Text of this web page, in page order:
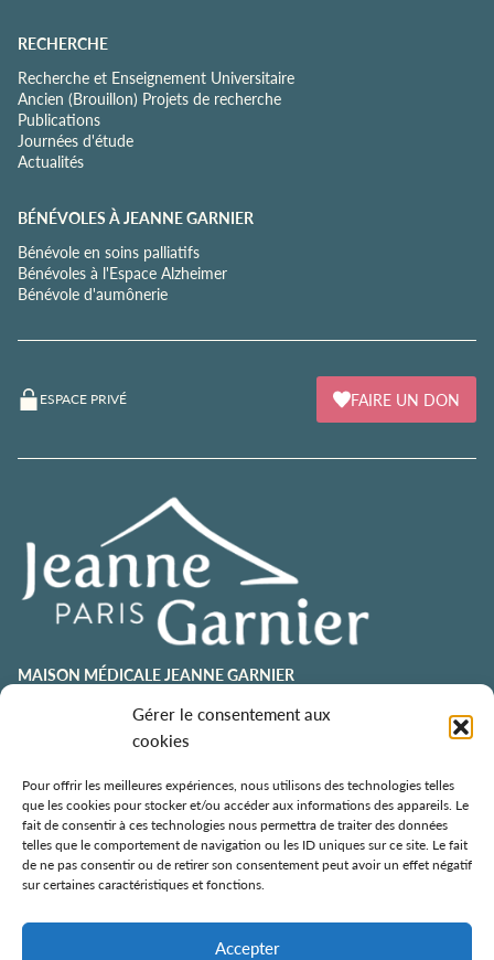
Gérer le consentement aux
cookies
Pour offrir les meilleures expériences, nous utilisons des technologies telles
que les cookies pour stocker et/ou accéder aux informations des appareils. Le
fait de consentir à ces technologies nous permettra de traiter des données
telles que le comportement de navigation ou les ID uniques sur ce site. Le fait
de ne pas consentir ou de retirer son consentement peut avoir un effet négatif
sur certaines caractéristiques et fonctions.
Accepter
RECHERCHE
Recherche et Enseignement Universitaire
Ancien (Brouillon) Projets de recherche
Publications
Journées d'étude
Actualités
BÉNÉVOLES À JEANNE GARNIER
Bénévole en soins palliatifs
Bénévoles à l'Espace Alzheimer
Bénévole d'aumônerie
ESPACE PRIVÉ FAIRE UN DON
MAISON MÉDICALE JEANNE GARNIER
contact@jeannegarnier-paris.org
01 43 92 21 00
106 avenue Émile Zola
75015 Paris
ESPACE AURÉLIE JOUSSET
01 43 92 21 98
108, avenue Émile Zola
75015 Paris
ÉCOLE DE SOINS PALLIATIFS